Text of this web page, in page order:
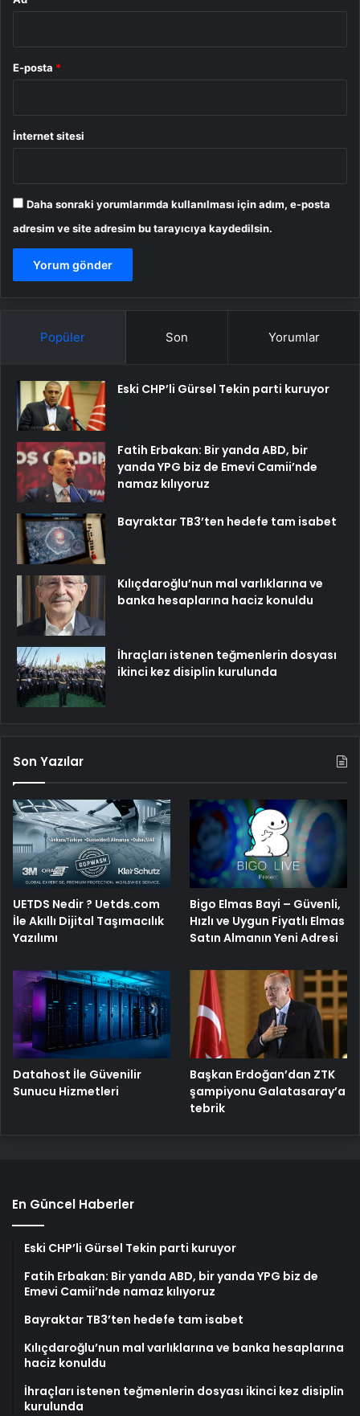
E-posta *
İnternet sitesi
Daha sonraki yorumlarımda kullanılması için adım, e-posta
adresim ve site adresim bu tarayıcıya kaydedilsin.
Popüler Son Yorumlar
Eski CHP’li Gürsel Tekin parti kuruyor
Fatih Erbakan: Bir yanda ABD, bir
yanda YPG biz de Emevi Camii’nde
namaz kılıyoruz
Bayraktar TB3’ten hedefe tam isabet
Kılıçdaroğlu’nun mal varlıklarına ve
banka hesaplarına haciz konuldu
İhraçları istenen teğmenlerin dosyası
ikinci kez disiplin kurulunda
Son Yazılar
UETDS Nedir ? Uetds.com
İle Akıllı Dijital Taşımacılık
Yazılımı
Bigo Elmas Bayi – Güvenli,
Hızlı ve Uygun Fiyatlı Elmas
Satın Almanın Yeni Adresi
Datahost İle Güvenilir
Sunucu Hizmetleri
Başkan Erdoğan’dan ZTK
şampiyonu Galatasaray’a
tebrik
En Güncel Haberler
Eski CHP’li Gürsel Tekin parti kuruyor
Fatih Erbakan: Bir yanda ABD, bir yanda YPG biz de
Emevi Camii’nde namaz kılıyoruz
Bayraktar TB3’ten hedefe tam isabet
Kılıçdaroğlu’nun mal varlıklarına ve banka hesaplarına
haciz konuldu
İhraçları istenen teğmenlerin dosyası ikinci kez disiplin
kurulunda